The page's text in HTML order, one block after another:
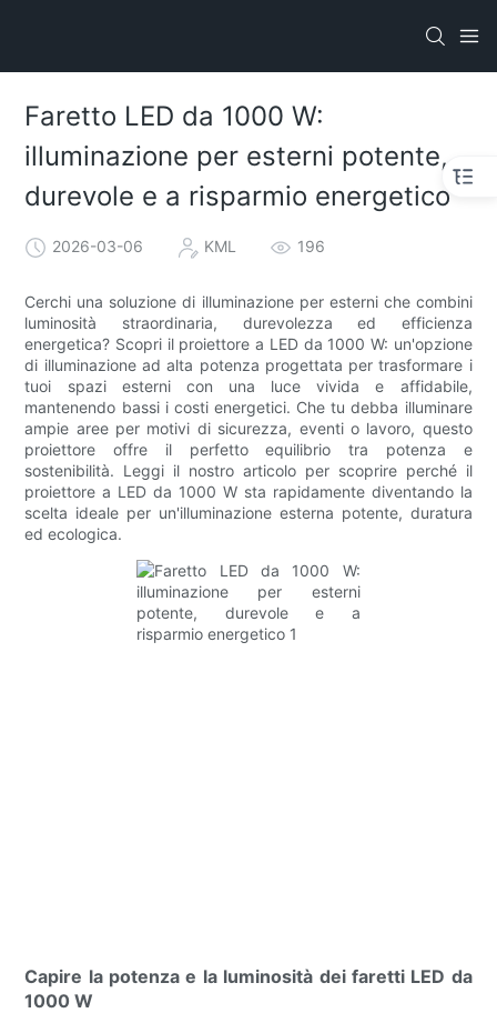
Faretto LED da 1000 W:
illuminazione per esterni potente,
durevole e a risparmio energetico
2026-03-06 KML 196
Cerchi una soluzione di illuminazione per esterni che combini
luminosità straordinaria, durevolezza ed efficienza
energetica? Scopri il proiettore a LED da 1000 W: un'opzione
di illuminazione ad alta potenza progettata per trasformare i
tuoi spazi esterni con una luce vivida e affidabile,
mantenendo bassi i costi energetici. Che tu debba illuminare
ampie aree per motivi di sicurezza, eventi o lavoro, questo
proiettore offre il perfetto equilibrio tra potenza e
sostenibilità. Leggi il nostro articolo per scoprire perché il
proiettore a LED da 1000 W sta rapidamente diventando la
scelta ideale per un'illuminazione esterna potente, duratura
ed ecologica.
Capire la potenza e la luminosità dei faretti LED da
1000 W